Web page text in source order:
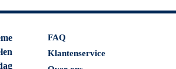
FAQ
Klantenservice